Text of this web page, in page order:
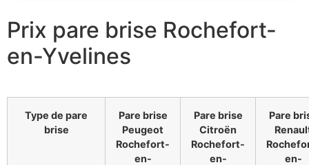
Prix pare brise Rochefort-
en-Yvelines
Type de pare
brise
Pare brise
Peugeot
Rochefort-
en-
Pare brise
Citroën
Rochefort-
en-
Pare
en-